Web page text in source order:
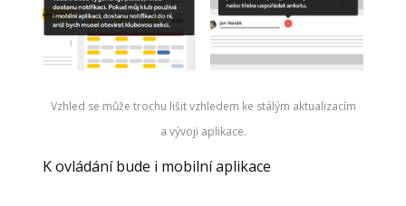
Vzhled se může trochu lišit vzhledem ke stálým aktualizacím
a vývoji aplikace.
K ovládání bude i mobilní aplikace